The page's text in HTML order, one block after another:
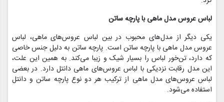
لباس عروس مدل ماهی با پارچه ساتن
یکی دیگر از مدل‌های محبوب در بین لباس عروس‌های ماهی، لباس
عروس مدل ماهی با پارچه ساتن است. پارچه‌ ساتن به دلیل جنس خاصی
که دارد، تن‌خور لباس را بسیار شیک و زیبا می‌کند. به همین این علت،
این مدل رقابت نزدیکی با لباس عروس‌های ماهی دانتل دارد. در بعضی
لباس عروس‌های مدل ماهی از ترکیب هر دو نوع پارچه ساتن و دانتل
استفاده می‌شود.